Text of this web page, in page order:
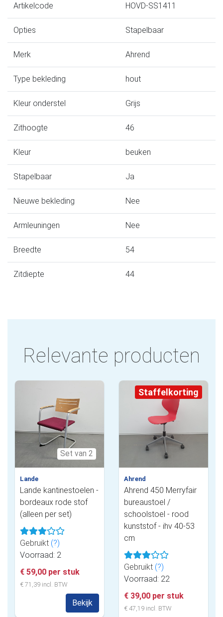
Artikelcode HOVD-SS1411
Opties Stapelbaar
Merk Ahrend
Type bekleding hout
Kleur onderstel Grijs
Zithoogte 46
Kleur beuken
Stapelbaar Ja
Nieuwe bekleding Nee
Armleuningen Nee
Breedte 54
Zitdiepte 44
Relevante producten
Set van 2
Lande
Lande kantinestoelen -
bordeaux rode stof
(alleen per set)
Gebruikt (?)
Voorraad: 2
€ 59,00 per stuk
€ 71,39 incl. BTW
Bekijk
Staffelkorting
Ahrend
Ahrend 450 Merryfair
bureaustoel /
schoolstoel - rood
kunststof - ihv 40-53
cm
Gebruikt (?)
Voorraad: 22
€ 39,00 per stuk
€ 47,19 incl. BTW